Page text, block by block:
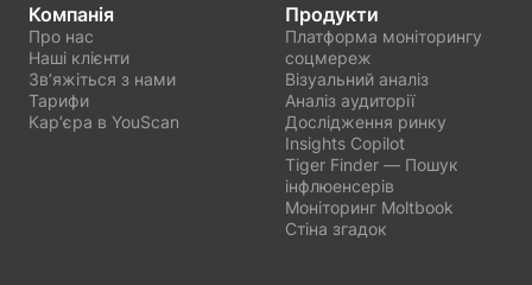
Компанія
Про нас
Наші клієнти
Звʼяжіться з нами
Тарифи
Карʼєра в YouScan
Продукти
Платформа моніторингу
соцмереж
Візуальний аналіз
Аналіз аудиторії
Дослідження ринку
Insights Copilot
Tiger Finder — Пошук
інфлюенсерів
Моніторинг Moltbook
Стіна згадок